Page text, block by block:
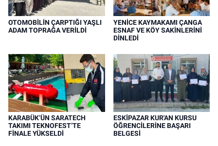
OTOMOBİLİN ÇARPTIĞI YAŞLI
ADAM TOPRAĞA VERİLDİ
YENİCE KAYMAKAMI ÇANGA
ESNAF VE KÖY SAKİNLERİNİ
DİNLEDİ
KARABÜK’ÜN SARATECH
TAKIMI TEKNOFEST’TE
FİNALE YÜKSELDİ
ESKİPAZAR KUR'AN KURSU
ÖĞRENCİLERİNE BAŞARI
BELGESİ